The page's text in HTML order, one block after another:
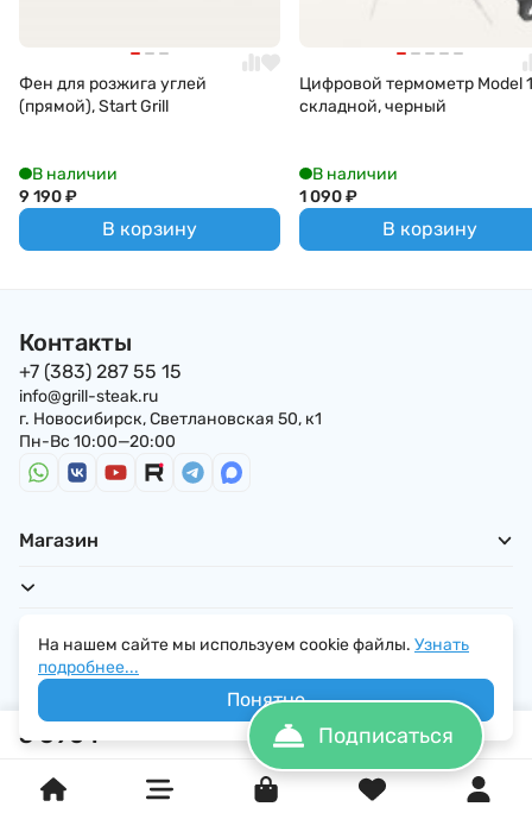
5 690 ₽
Фен для розжига углей
(прямой), Start Grill
В наличии
9 190₽
В корзину
Цифровой термометр Model
складной, черный
В наличии
1 090₽
В корзину
Контакты
+7 (383) 287 55 15
info@grill-steak.ru
г. Новосибирск, Светлановская 50, к1
Пн-Вс 10:00—20:00
Магазин
Для покупателей
На нашем сайте мы используем cookie файлы. Узнать
подробнее...
Понятно
Подписаться